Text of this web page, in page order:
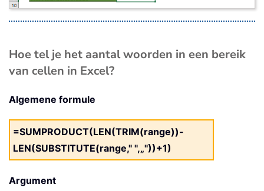
Hoe tel je het aantal woorden in een bereik
van cellen in Excel?
Algemene formule
=SUMPRODUCT(LEN(TRIM(range))-
LEN(SUBSTITUTE(range," ",„"))+1)
Argument